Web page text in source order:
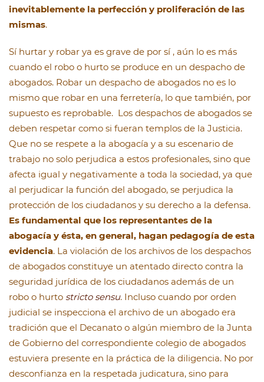
inevitablemente la perfección y proliferación de las
mismas.
Sí hurtar y robar ya es grave de por sí , aún lo es más
cuando el robo o hurto se produce en un despacho de
abogados. Robar un despacho de abogados no es lo
mismo que robar en una ferretería, lo que también, por
supuesto es reprobable. Los despachos de abogados se
deben respetar como si fueran templos de la Justicia.
Que no se respete a la abogacía y a su escenario de
trabajo no solo perjudica a estos profesionales, sino que
afecta igual y negativamente a toda la sociedad, ya que
al perjudicar la función del abogado, se perjudica la
protección de los ciudadanos y su derecho a la defensa.
Es fundamental que los representantes de la
abogacía y ésta, en general, hagan pedagogía de esta
evidencia. La violación de los archivos de los despachos
de abogados constituye un atentado directo contra la
seguridad jurídica de los ciudadanos además de un
robo o hurto stricto sensu. Incluso cuando por orden
judicial se inspecciona el archivo de un abogado era
tradición que el Decanato o algún miembro de la Junta
de Gobierno del correspondiente colegio de abogados
estuviera presente en la práctica de la diligencia. No por
desconfianza en la respetada judicatura, sino para